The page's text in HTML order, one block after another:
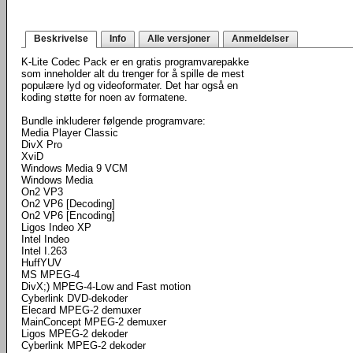
Beskrivelse Info Alle versjoner Anmeldelser
K-Lite Codec Pack er en gratis programvarepakke
som inneholder alt du trenger for å spille de mest
populære lyd og videoformater. Det har også en
koding støtte for noen av formatene.
Bundle inkluderer følgende programvare:
Media Player Classic
DivX Pro
XviD
Windows Media 9 VCM
Windows Media
On2 VP3
On2 VP6 [Decoding]
On2 VP6 [Encoding]
Ligos Indeo XP
Intel Indeo
Intel I.263
HuffYUV
MS MPEG-4
DivX;) MPEG-4-Low and Fast motion
Cyberlink DVD-dekoder
Elecard MPEG-2 demuxer
MainConcept MPEG-2 demuxer
Ligos MPEG-2 dekoder
Cyberlink MPEG-2 dekoder